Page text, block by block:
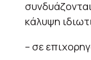
κάλυψη
– σε